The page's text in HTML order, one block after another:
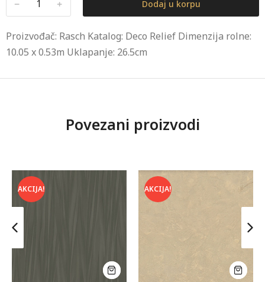
﹣ ﹢ Dodaj u korpu
Proizvođač: Rasch Katalog: Deco Relief Dimenzija rolne:
10.05 x 0.53m Uklapanje: 26.5cm
Povezani proizvodi
AKCIJA! AKCIJA!